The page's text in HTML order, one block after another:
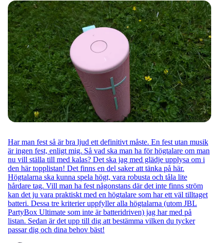
Har man fest så är bra ljud ett definitivt måste. En fest utan musik
är ingen fest, enligt mig. Så vad ska man ha för högtalare om man
nu vill ställa till med kalas? Det ska jag med glädje upplysa om i
den här topplistan! Det finns en del saker att tänka på här.
Högtalarna ska kunna spela högt, vara robusta och tåla lite
hårdare tag. Vill man ha fest någonstans där det inte finns ström
kan det ju vara praktiskt med en högtalare som har ett väl tilltaget
batteri. Dessa tre kriterier uppfyller alla högtalarna (utom JBL
PartyBox Ultimate som inte är batteridriven) jag har med på
listan. Sedan är det upp till dig att bestämma vilken du tycker
passar dig och dina behov bäst!